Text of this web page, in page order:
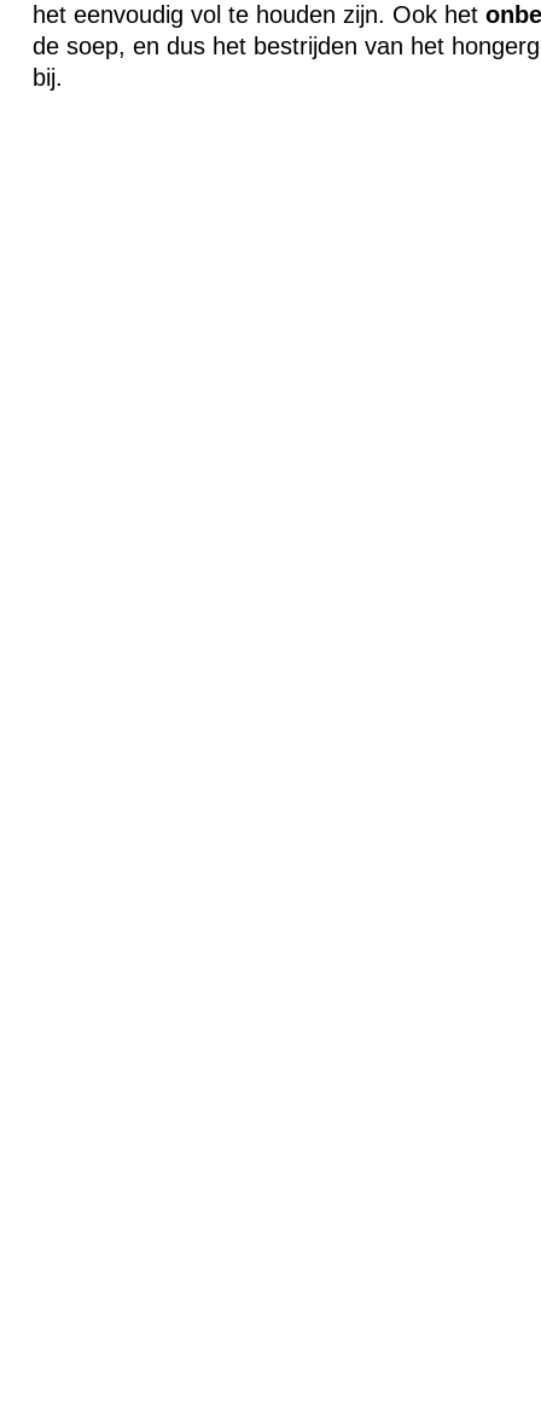
het eenvoudig vol te houden zijn. Ook het
de soep, en dus het bestrijden van het
bij.